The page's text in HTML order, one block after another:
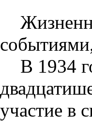
В 1934
участие в